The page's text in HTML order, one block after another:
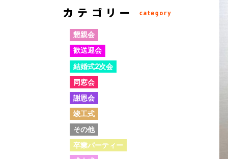
懇親会
歓送迎会
結婚式2次会
同窓会
謝恩会
竣工式
その他
卒業パーティー